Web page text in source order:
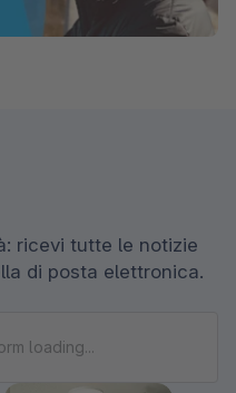
ricevi tutte le notizie
di posta elettronica.
loading...